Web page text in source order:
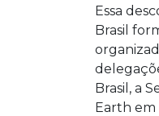
Essa
Brasil
Brasil, a
Earth em